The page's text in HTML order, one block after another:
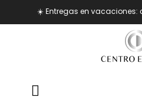
☀️ Entregas en vacaciones: